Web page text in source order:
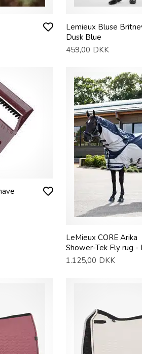
Lemieux Bluse
Dusk Blue
459,00 DKK
LeMieux CORE Arika
Shower-Tek Fly rug -
1.125,00 DKK